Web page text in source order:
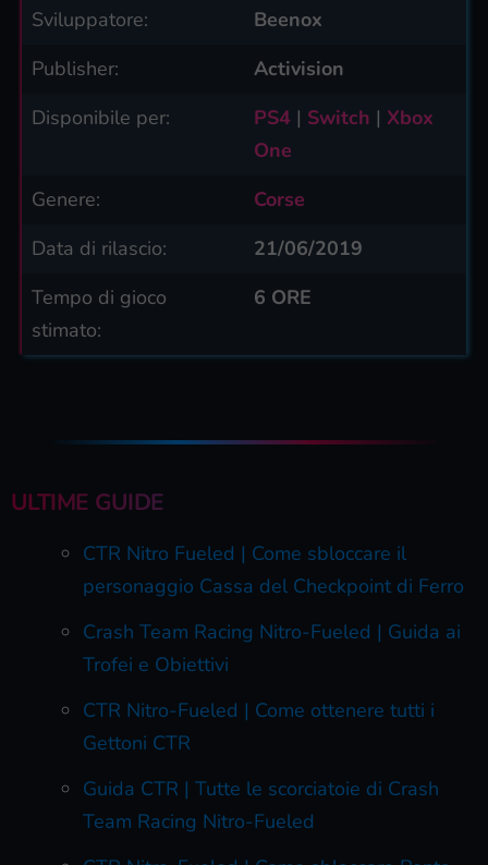
Sviluppatore:
Beenox
Publisher:
Activision
Disponibile per:
PS4| Switch | Xbox
One
Genere:
Corse
Data di rilascio:
21/06/2019
Tempo di gioco
stimato:
6 ORE
ULTIME GUIDE
CTR Nitro Fueled | Come sbloccare il
personaggio Cassa del Checkpoint di Ferro
Crash Team Racing Nitro-Fueled | Guida ai
Trofei e Obiettivi
CTR Nitro-Fueled | Come ottenere tutti i
Gettoni CTR
Guida CTR | Tutte le scorciatoie di Crash
Team Racing Nitro-Fueled